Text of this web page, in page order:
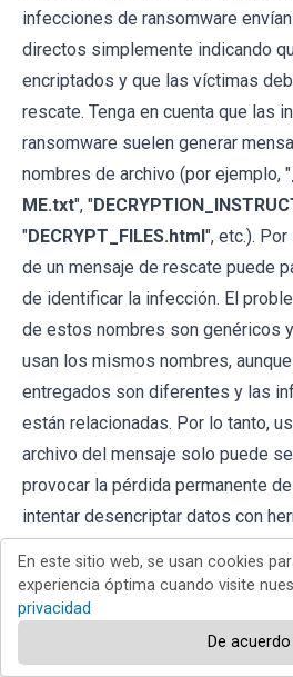
infecciones de ransomware
directos simplemente indicando
encriptados y que las víctimas
rescate. Tenga en cuenta que las
ransomware suelen generar
nombres de archivo (por ejemplo, "
ME.txt", "
"DECRYPT_FILES.html ", etc.).
de un mensaje de rescate puede
de identificar la infección. El
de estos nombres son genéricos
usan los mismos nombres,
entregados son diferentes y las
están relacionadas. Por lo tanto,
archivo del mensaje solo puede
provocar la pérdida permanente
intentar desencriptar datos con
que los usuarios terminen
permanentemente y el
incluso con la herramienta correcta).
En este sitio web, se usan cookies
experiencia óptima cuando visite
privacidad
De acuerdo